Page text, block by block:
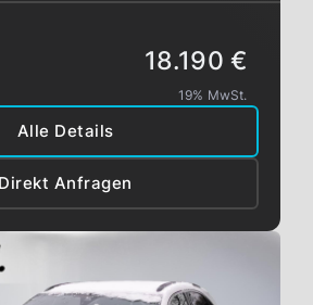
Alle Details
Direkt Anfragen
18.190 €
19% MwSt.